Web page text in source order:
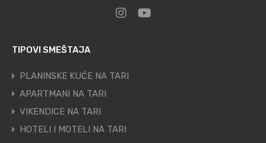
TIPOVI SMEŠTAJA
PLANINSKE KUĆE NA TARI
APARTMANI NA TARI
VIKENDICE NA TARI
HOTELI I MOTELI NA TARI